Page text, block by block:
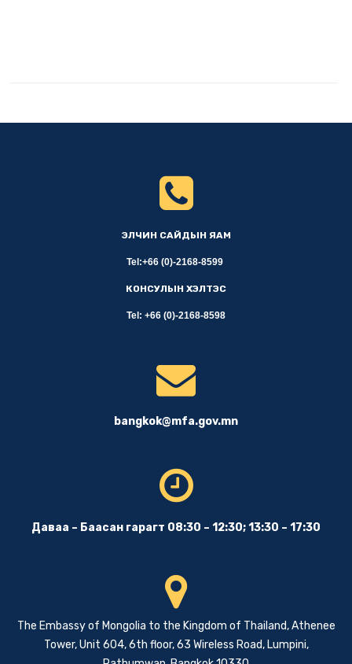
ЭЛЧИН САЙДЫН ЯАМ
Tel:+66 (0)-2168-8599
КОНСУЛЫН ХЭЛТЭС
Tel: +66 (0)-2168-8598
bangkok@mfa.gov.mn
Даваа – Баасан гарагт 08:30 – 12:30; 13:30 – 17:30
The Embassy of Mongolia to the Kingdom of Thailand, Athenee
Tower, Unit 604, 6th floor, 63 Wireless Road, Lumpini,